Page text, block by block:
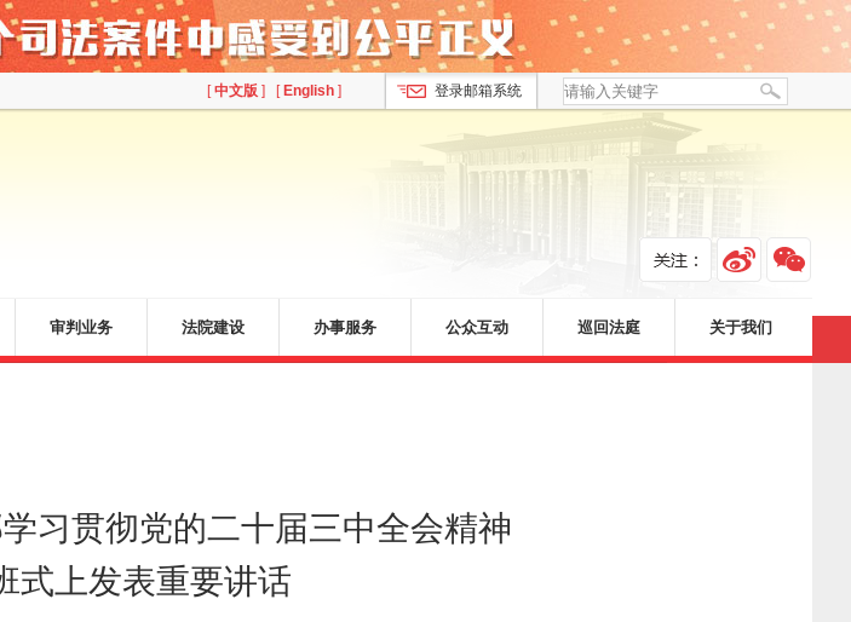
[中文版 ] [ English ] 登录邮箱系统
审判业务 法院建设 办事服务 公众互动 巡回法庭 关于我们
习贯彻党的二十届三中全会精神
式上发表重要讲话